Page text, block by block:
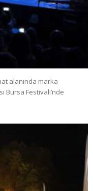
alanında marka
Bursa Festivali’nde